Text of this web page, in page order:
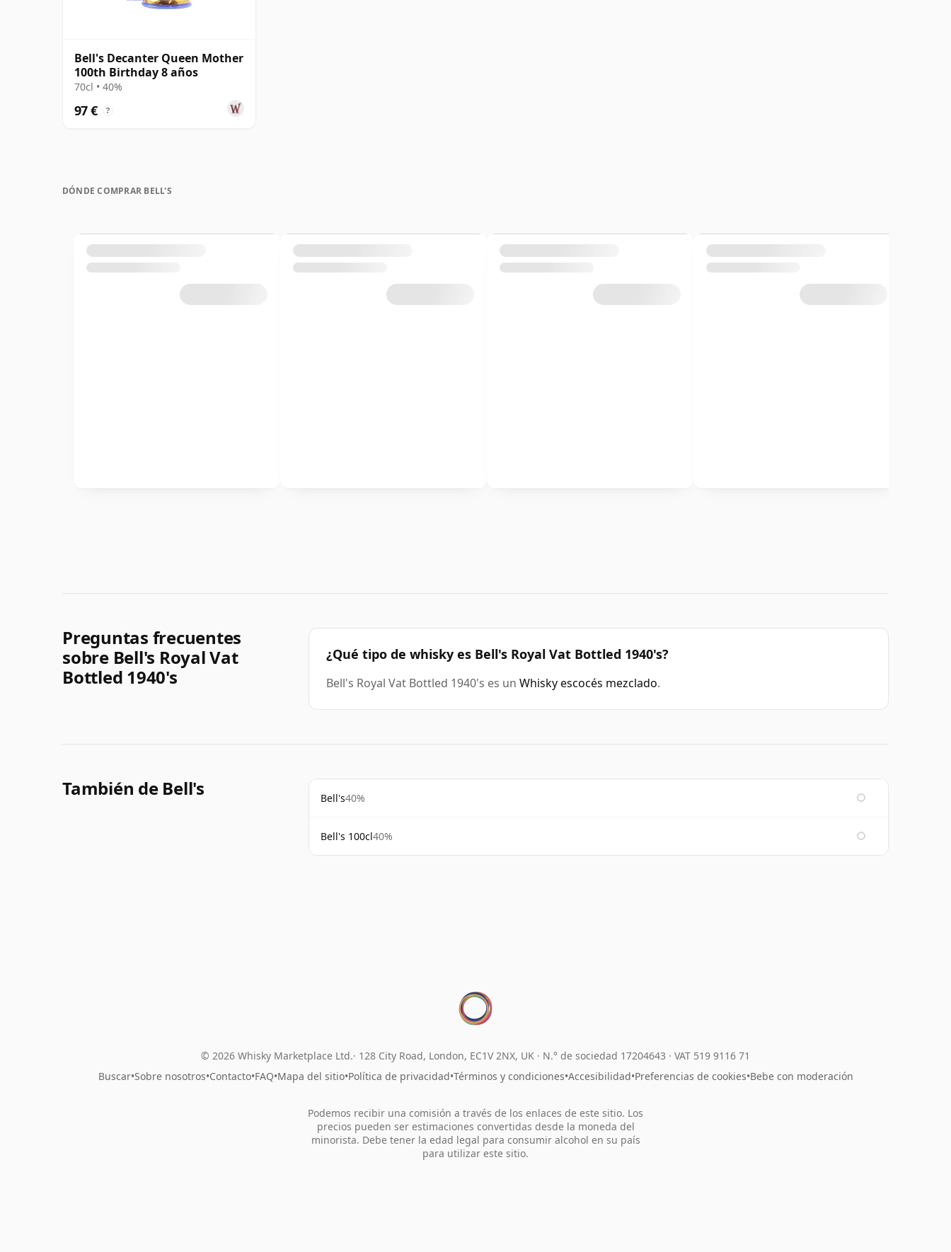
Bell's Decanter Queen Mother
100th Birthday 8 años
70cl • 40%
97 € ?
DÓNDE COMPRAR BELL'S
Preguntas frecuentes
sobre Bell's Royal Vat
Bottled 1940's
¿Qué tipo de whisky es Bell's Royal Vat Bottled 1940's?
Bell's Royal Vat Bottled 1940's es un Whisky escocés mezclado.
También de Bell's Bell's40%
Bell's 100cl40%
© 2026 Whisky Marketplace Ltd. 128 City Road, London, EC1V 2NX, UK · N.° de sociedad 17204643 · VAT 519 9116 71
Buscar•Sobre nosotros•Contacto•FAQ•Mapa del sitio•Política de privacidad•Términos y condiciones•Accesibilidad•Preferencias de cookies•Bebe con moderación
Podemos recibir una comisión a través de los enlaces de este sitio. Los
precios pueden ser estimaciones convertidas desde la moneda del
minorista. Debe tener la edad legal para consumir alcohol en su país
para utilizar este sitio.